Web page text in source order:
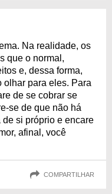
Na realidade, os
que o normal,
e, dessa forma,
olhar para eles. Para
de se cobrar se
se de que não há
si próprio e encare
afinal, você
COMPARTILHAR